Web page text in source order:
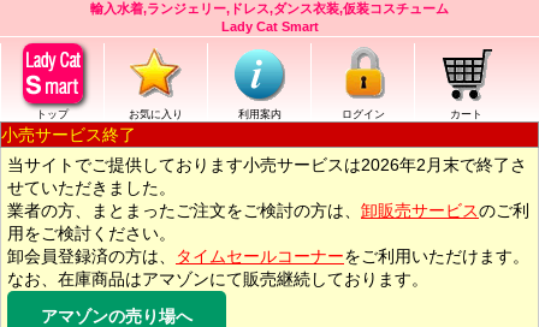
輸入水着,ランジェリー,ドレス,ダンス衣装,仮装コスチューム
Lady Cat Smart
トップ お気に入り 利用案内 ログイン カート
小売サービス終了
当サイトでご提供しております小売サービスは2026年2月末で終了さ
せていただきました。
業者の方、まとまったご注文をご検討の方は、 卸販売サービスのご利
用をご検討ください。
卸会員登録済の方は、
タイムセールコーナーをご利用いただけます。
なお、在庫商品はアマゾンにて販売継続しております。
アマゾンの売り場へ